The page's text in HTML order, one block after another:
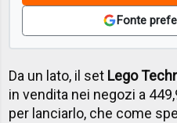
Fonte
Da un lato, il set Lego
in vendita nei negozi a
per lanciarlo, che come